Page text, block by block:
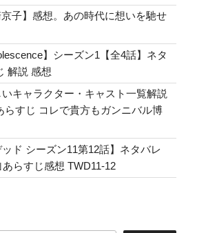
京子】感想。あの時代に想いを馳せ
】シーズン1【全4話】ネタ
解説 感想
いキャラクター・キャスト一覧解説
らすじ コレで貴方もガンニバル博
ッド シーズン11第12話】ネタバレ
らすじ感想 TWD11-12